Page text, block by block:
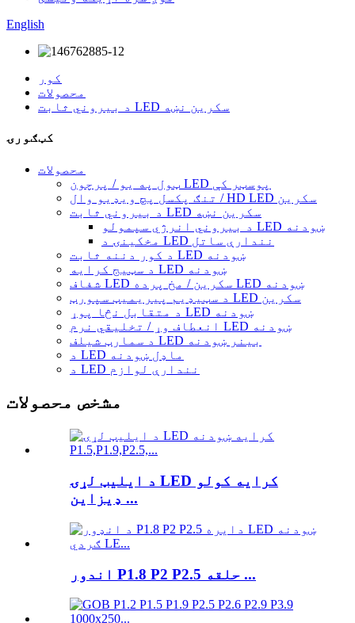
English
کور
محصولات
د بیروني ثابت LED سکرین نښه
کټګورۍ
محصولات
ټول په یو / پرچون LED پوسټر کې
تنګ پکسل پچ ویډیو وال / HD LED سکرین
د بیروني ثابت LED سکرین نښه
د بیروني انرژي سپمولو LED ښودنه
مخکینۍ د LED نندارې ساتل
د کور دننه ثابت LED ښودنه
د سټیج کرایه LED ښودنه
شفاف LED سکرین / مخ پرده LED ښودنه
د سټیډیم پیریمیټ سپورټ LED سکرین
د متقابل نڅا پوړ LED ښودنه
انعطاف وړ / تخلیقي نرم LED ښودنه
د سمارټ شیلف LED بینر ښودنه
د LED ماډل ښودنه
د LED نندارې لوازم
مشخص محصولات
د ایلیټ لړۍ LED کرایه کولو
ډیزاین ...
اندور P1.8 P2 P2.5 حلقه ...